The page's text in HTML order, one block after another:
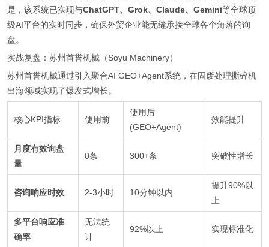
是，该系统已实现与ChatGPT、Grok、Claude、Gemini等全球顶
级AI平台的实时同步，确保外贸企业能无缝承接全球各个角落的询
盘。
实战复盘：苏州首誉机械（Soyu Machinery）
苏州首誉机械通过引入聚合AI GEO+Agent系统，在固废处理撕碎机
出海领域实现了爆发式增长。
核心KPI指标 使用前
使用后
(GEO+Agent)
效能提升
月度有效询盘
量
0条 300+条 突破性增长
咨询响应时效 2-3小时 10分钟以内
提升90%以
上
多平台响应准
确率
无法统
计
92%以上 实现标准化